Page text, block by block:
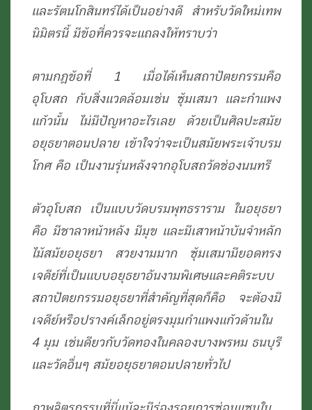
และรัตนโกสินทร์ได้เป็นอย่างดี สำหรับวัดใหม่เทพ
นิมิตรนี้ มีข้อที่ควรจะแถลงให้ทราบว่า
ตามกฎข้อที่ 1 เมื่อได้เห็นสถาปัตยกรรมคือ
อุโบสถ กับสิ่งแวดล้อมเช่น ซุ้มเสมา และกำแพง
แก้วนั้น ไม่มีปัญหาอะไรเลย ด้วยเป็นศิลปะสมัย
อยุธยาตอนปลาย เข้าใจว่าจะเป็นสมัยพระเจ้าบรม
โกศ คือ เป็นงานรุ่นหลังจากอุโบสถวัดช่องนนทรี
ตัวอุโบสถ เป็นแบบวัดบรมพุทธราราม ในอยุธยา
คือ มีชาลาหน้าหลัง มีมุข และมีเสาหน้าบันจำหลัก
ไม้สมัยอยุธยา สวยงามมาก ซุ้มเสมามียอดทรง
เจดีย์ที่เป็นแบบอยุธยาอันงามพิเศษและคติระบบ
สถาปัตยกรรมอยุธยาที่สำคัญที่สุดก็คือ จะต้องมี
เจดีย์หรือปรางค์เล็กอยู่ตรงมุมกำแพงแก้วด้านใน
4 มุม เช่นดียวกับวัดทองในคลองบางพรหม ธนบุรี
และวัดอื่นๆ สมัยอยุธยาตอนปลายทั่วไป